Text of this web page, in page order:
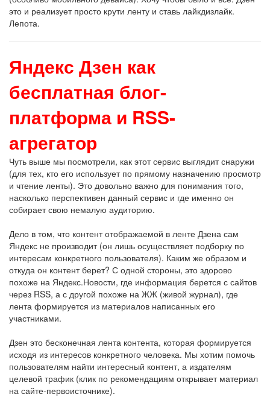
это и реализует просто крути ленту и ставь лайкдизлайк.
Лепота.
Яндекс Дзен как
бесплатная блог-
платформа и RSS-
агрегатор
Чуть выше мы посмотрели, как этот сервис выглядит снаружи
(для тех, кто его использует по прямому назначению просмотр
и чтение ленты). Это довольно важно для понимания того,
насколько перспективен данный сервис и где именно он
собирает свою немалую аудиторию.
Дело в том, что контент отображаемой в ленте Дзена сам
Яндекс не производит (он лишь осуществляет подборку по
интересам конкретного пользователя). Каким же образом и
откуда он контент берет? С одной стороны, это здорово
похоже на Яндекс.Новости, где информация берется с сайтов
через RSS, а с другой похоже на ЖЖ (живой журнал), где
лента формируется из материалов написанных его
участниками.
Дзен это бесконечная лента контента, которая формируется
исходя из интересов конкретного человека. Мы хотим помочь
пользователям найти интересный контент, а издателям
целевой трафик (клик по рекомендациям открывает материал
на сайте-первоисточнике).